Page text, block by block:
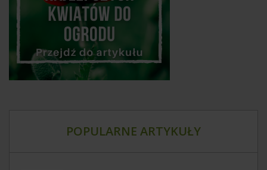
POPULARNE ARTYKUŁY